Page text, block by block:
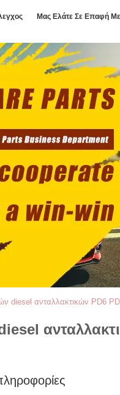
Μας Ελάτε Σε Επαφή Με
diesel ανταλλακτικών PD6